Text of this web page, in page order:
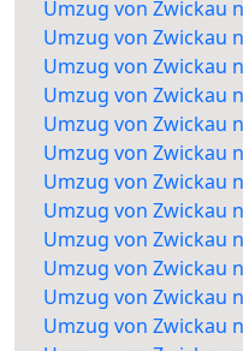
Umzug von Zwickau
Umzug von Zwickau
Umzug von Zwickau
Umzug von Zwickau
Umzug von Zwickau
Umzug von Zwickau
Umzug von Zwickau
Umzug von Zwickau
Umzug von Zwickau
Umzug von Zwickau
Umzug von Zwickau
Umzug von Zwickau